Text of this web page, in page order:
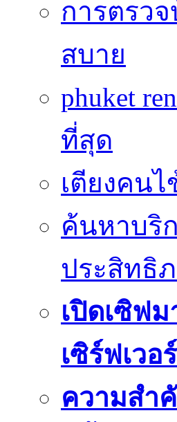
การตรว
สบาย
phuket
ที่สุด
เตียงคน
ค้นหาบริ
ประสิทธิ
เปิดเซิฟ
เซิร์ฟเว
ความสำ